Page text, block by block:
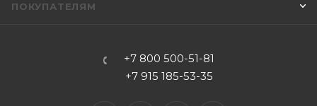
ПОКУПАТЕЛЯМ
+7 800 500-51-81
+7 915 185-53-35